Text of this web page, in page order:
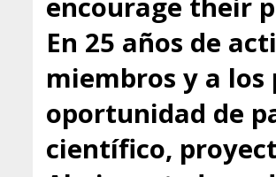
encourage their
En 25 años de
miembros y a
oportunidad de
científico,